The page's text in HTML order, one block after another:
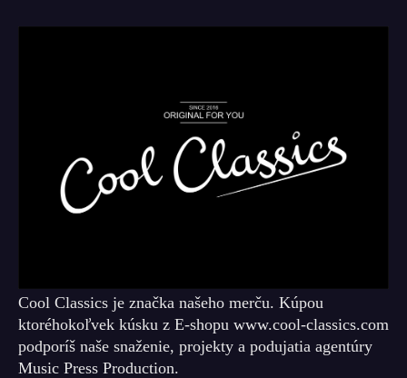
Cool Classics je značka našeho merču. Kúpou
ktoréhokoľvek kúsku z E-shopu www.cool-classics.com
podporíš naše snaženie, projekty a podujatia agentúry
Music Press Production.